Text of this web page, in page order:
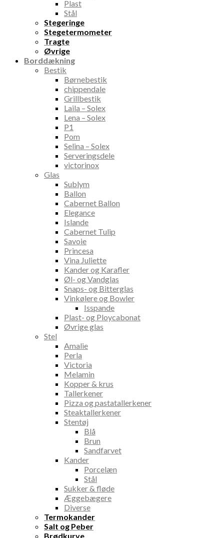
Plast
Stål
Stegeringe
Stegetermometer
Tragte
Øvrige
Borddækning
Bestik
Børnebestik
chippendale
Grillbestik
Laila – Solex
Lena – Solex
P1
Pom
Selina – Solex
Serveringsdele
victorinox
Glas
Sublym
Ballon
Cabernet Ballon
Elegance
Islande
Cabernet Tulip
Savoie
Princesa
Vina Juliette
Kander og Karafler
Øl- og Vandglas
Snaps- og Bitterglas
Vinkølere og Bowler
Isspande
Plast- og Ploycabonat
Øvrige glas
Stel
Amalie
Perla
Victoria
Melamin
Kopper & krus
Tallerkener
Pizza og pastatallerkener
Steaktallerkener
Stentøj
Blå
Brun
Sandfarvet
Kander
Porcelæn
Stål
Sukker & fløde
Æggebægere
Diverse
Termokander
Salt og Peber
Brødkurve